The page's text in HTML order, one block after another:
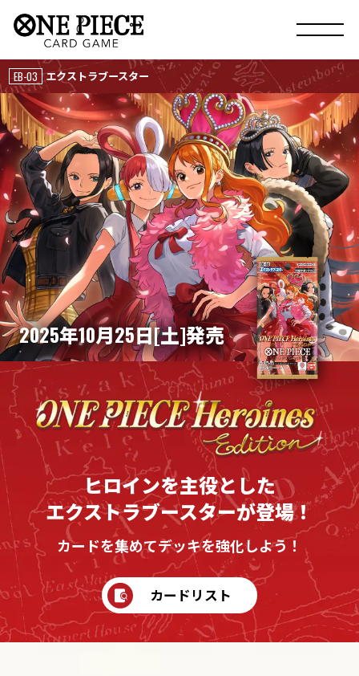
EB-03 エクストラブースター
ヒロインを主役とした
エクストラブースターが登場！
カードを集めてデッキを強化しよう！
2025年10月25日[土]発売
カードリスト